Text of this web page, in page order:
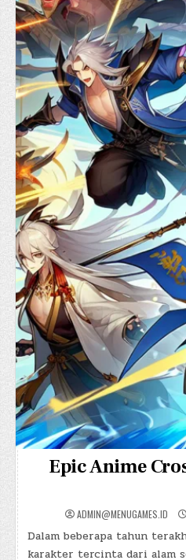
Epic Anime
ADMIN@MENUGAMES.ID
Dalam beberapa tahun
karakter tercinta dari alam